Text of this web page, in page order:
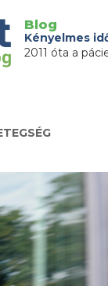
Blog
Kényelmes
2011 óta a